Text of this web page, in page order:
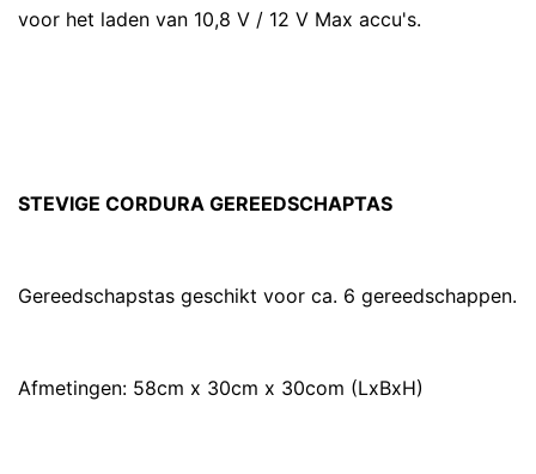
voor het laden van 10,8 V / 12 V Max accu's.
STEVIGE CORDURA GEREEDSCHAPTAS
Gereedschapstas geschikt voor ca. 6 gereedschappen.
Afmetingen: 58cm x 30cm x 30com (LxBxH)